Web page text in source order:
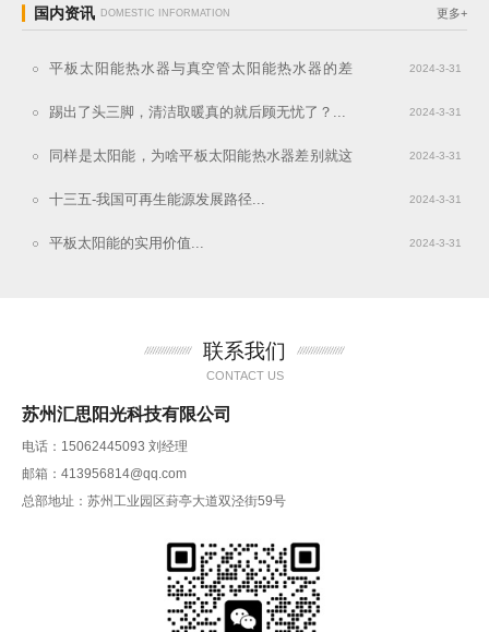
国内资讯 DOMESTIC INFORMATION 更多+
平板太阳能热水器与真空管太阳能热水器的差
异...
2024-3-31
踢出了头三脚，清洁取暖真的就后顾无忧了？... 2024-3-31
同样是太阳能，为啥平板太阳能热水器差别就这
么大...
2024-3-31
十三五-我国可再生能源发展路径... 2024-3-31
平板太阳能的实用价值... 2024-3-31
联系我们
CONTACT US
苏州汇思阳光科技有限公司
电话：15062445093 刘经理
邮箱：413956814@qq.com
总部地址：苏州工业园区葑亭大道双泾街59号